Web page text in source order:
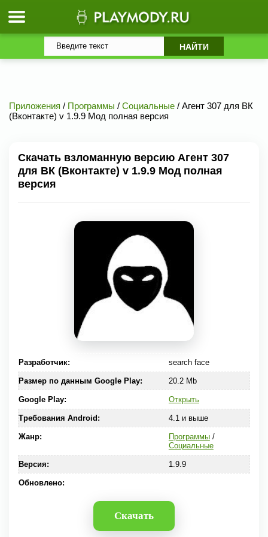
Приложения / Программы / Социальные / Агент 307 для ВК
(Вконтакте) v 1.9.9 Мод полная версия
Скачать взломанную версию Агент 307
для ВК (Вконтакте) v 1.9.9 Мод полная
версия
Разработчик: search face
Размер по данным Google Play: 20.2 Mb
Google Play: Открыть
Требования Android: 4.1 и выше
Жанр: Программы/
Социальные
Версия: 1.9.9
Обновлено:
Скачать